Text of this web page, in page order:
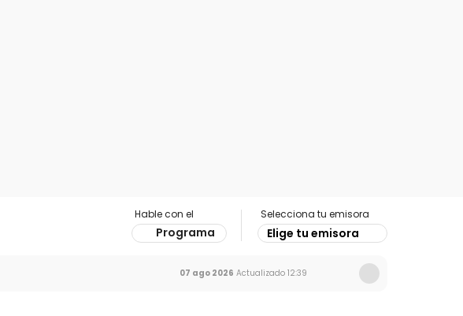
Hable con el
Programa
Selecciona tu emisora
Elige tu emisora
07 ago 2026 Actualizado 12:39